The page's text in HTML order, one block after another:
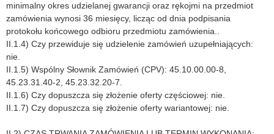
minimalny okres udzielanej gwarancji oraz rękojmi na przedmiot
zamówienia wynosi 36 miesięcy, licząc od dnia podpisania
protokołu końcowego odbioru przedmiotu zamówienia..
II.1.4) Czy przewiduje się udzielenie zamówień uzupełniających:
nie.
II.1.5) Wspólny Słownik Zamówień (CPV): 45.10.00.00-8,
45.23.31.40-2, 45.23.32.20-7.
II.1.6) Czy dopuszcza się złożenie oferty częściowej: nie.
II.1.7) Czy dopuszcza się złożenie oferty wariantowej: nie.